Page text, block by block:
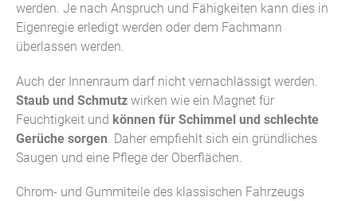
werden. Je nach Anspruch und Fähigkeiten kann dies in
Eigenregie erledigt werden oder dem Fachmann
überlassen werden.
Auch der Innenraum darf nicht vernachlässigt werden.
Staub und Schmutz wirken wie ein Magnet für
Feuchtigkeit und können für Schimmel und schlechte
Gerüche sorgen . Daher empfiehlt sich ein gründliches
Saugen und eine Pflege der Oberflächen.
Chrom- und Gummiteile des klassischen Fahrzeugs